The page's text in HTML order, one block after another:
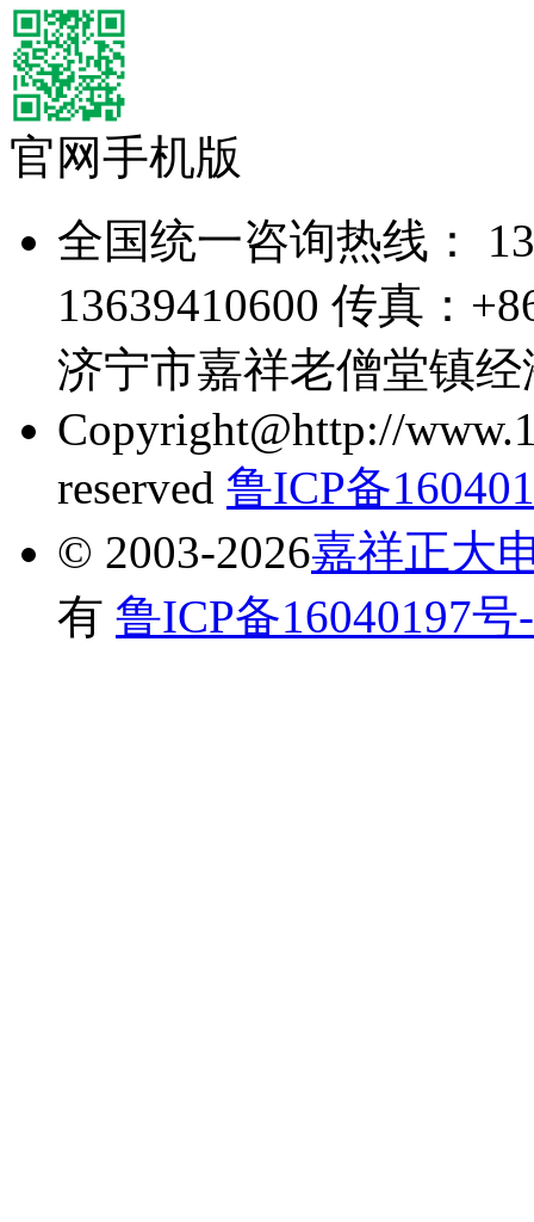
官网手机版
全国统一咨询热线：
13639410600 传真：
济宁市嘉祥老僧堂镇
Copyright@http://
reserved 鲁ICP备
© 2003-2026嘉祥正大
有 鲁ICP备16040197号